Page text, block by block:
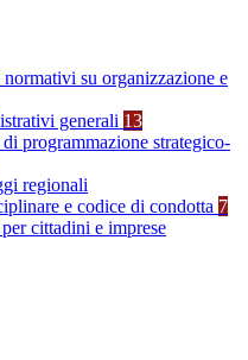
su organizzazione e
generali 13
programmazione strategico-
regionali
e codice di condotta 7
cittadini e imprese